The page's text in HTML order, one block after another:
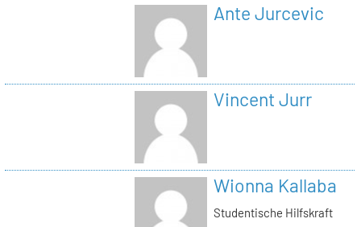
Ante Jurcevic
Vincent Jurr
Wionna Kallaba
Studentische Hilfskraft